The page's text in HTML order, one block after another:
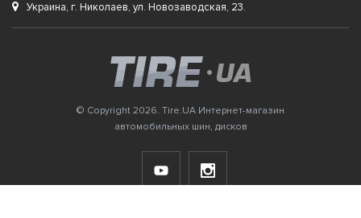
Украина, г. Николаев, ул. Новозаводская, 23.
© Copyright 2026. Tire.UA Интернет-магазин
автомобильных шин, дисков